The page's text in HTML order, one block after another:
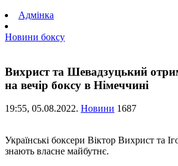
Адмінка
Новини боксу
Вихрист та Шевадзуцький
на вечір боксу в Німеччині
19:55, 05.08.2022. Новини 1687
Українські боксери Віктор Вихрист та
знають власне майбутнє.